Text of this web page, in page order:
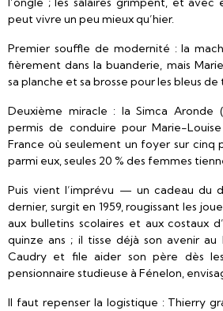
peut vivre un peu mieux qu’hier.
Premier souffle de modernité : la
fièrement dans la buanderie, mais
sa planche et sa brosse pour les bleus de
Deuxième miracle : la Simca
permis de conduire pour Marie-
France où seulement un foyer sur cinq
parmi eux, seules 20 % des femmes
Puis vient l’imprévu — un cadeau du
dernier, surgit en 1959, rougissant les
aux bulletins scolaires et aux costaux
quinze ans ; il tisse déjà son avenir
Caudry et file aider son père dès les
pensionnaire studieuse à Fénelon,
Il faut repenser la logistique : Thierry